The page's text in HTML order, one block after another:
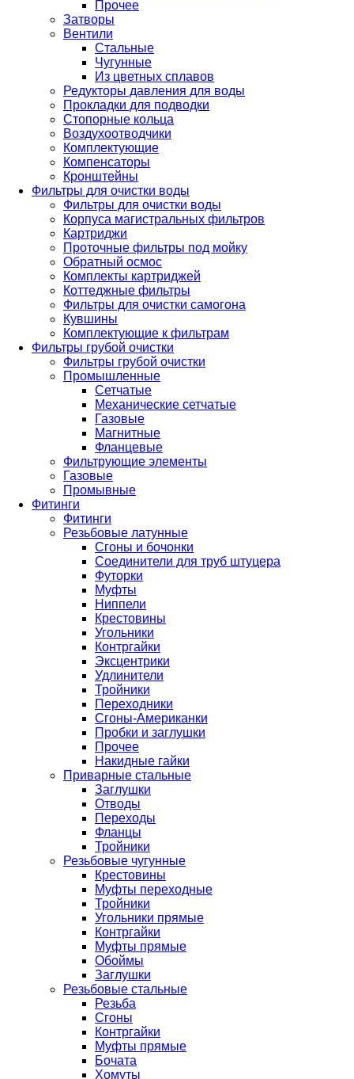
Прочее
Затворы
Вентили
Стальные
Чугунные
Из цветных сплавов
Редукторы давления для воды
Прокладки для подводки
Стопорные кольца
Воздухоотводчики
Комплектующие
Компенсаторы
Кронштейны
Фильтры для очистки воды
Фильтры для очистки воды
Корпуса магистральных фильтров
Картриджи
Проточные фильтры под мойку
Обратный осмос
Комплекты картриджей
Коттеджные фильтры
Фильтры для очистки самогона
Кувшины
Комплектующие к фильтрам
Фильтры грубой очистки
Фильтры грубой очистки
Промышленные
Сетчатые
Механические сетчатые
Газовые
Магнитные
Фланцевые
Фильтрующие элементы
Газовые
Промывные
Фитинги
Фитинги
Резьбовые латунные
Сгоны и бочонки
Соединители для труб штуцера
Футорки
Муфты
Ниппели
Крестовины
Угольники
Контргайки
Эксцентрики
Удлинители
Тройники
Переходники
Сгоны-Американки
Пробки и заглушки
Прочее
Накидные гайки
Приварные стальные
Заглушки
Отводы
Переходы
Фланцы
Тройники
Резьбовые чугунные
Крестовины
Муфты переходные
Тройники
Угольники прямые
Контргайки
Муфты прямые
Обоймы
Заглушки
Резьбовые стальные
Резьба
Сгоны
Контргайки
Муфты прямые
Бочата
Хомуты